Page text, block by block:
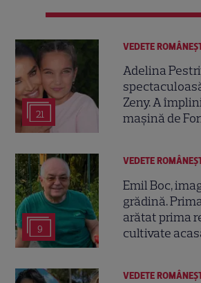
21
VEDETE
Adelina
Zeny. A
mașină de
9
VEDETE
Emil Boc,
grădină.
arătat prima
cultivate
VEDETE